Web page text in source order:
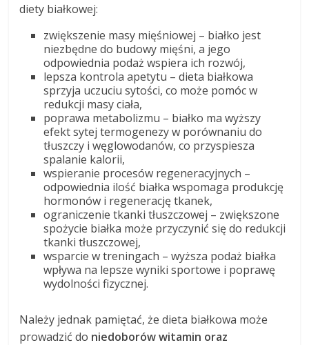
diety białkowej:
zwiększenie masy mięśniowej – białko jest
niezbędne do budowy mięśni, a jego
odpowiednia podaż wspiera ich rozwój,
lepsza kontrola apetytu – dieta białkowa
sprzyja uczuciu sytości, co może pomóc w
redukcji masy ciała,
poprawa metabolizmu – białko ma wyższy
efekt sytej termogenezy w porównaniu do
tłuszczy i węglowodanów, co przyspiesza
spalanie kalorii,
wspieranie procesów regeneracyjnych –
odpowiednia ilość białka wspomaga produkcję
hormonów i regenerację tkanek,
ograniczenie tkanki tłuszczowej – zwiększone
spożycie białka może przyczynić się do redukcji
tkanki tłuszczowej,
wsparcie w treningach – wyższa podaż białka
wpływa na lepsze wyniki sportowe i poprawę
wydolności fizycznej.
Należy jednak pamiętać, że dieta białkowa może
prowadzić do niedoborów witamin oraz